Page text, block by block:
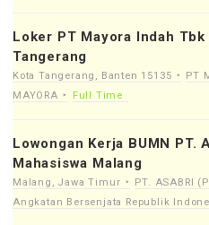
Loker PT Mayora Indah
Tangerang
Kota Tangerang, Banten 15135
PT
MAYORA
Full Time
Lowongan Kerja BUMN PT.
Mahasiswa Malang
Malang, Jawa Timur
PT. ASABRI
Angkatan Bersenjata Republik